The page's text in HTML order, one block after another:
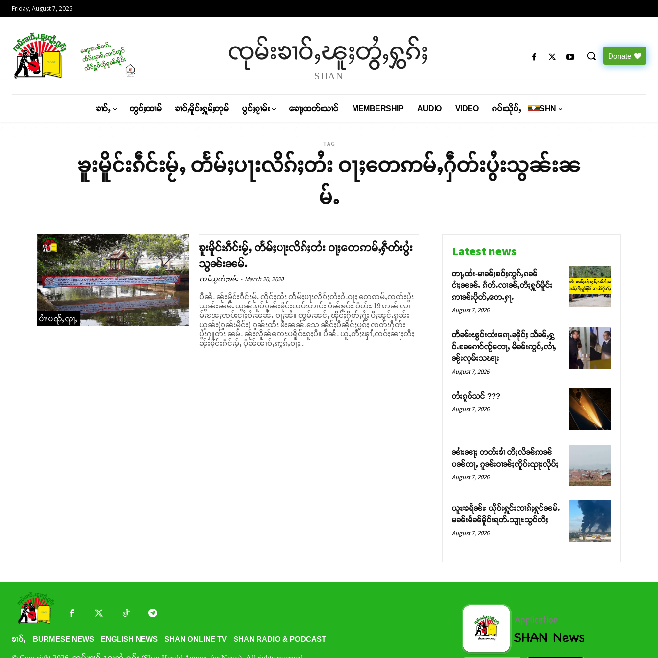
Friday, August 7, 2026
ၸုမ်းၶၢဝ်ႇၽူႈတွႆႇႁွၵ်ႈ
SHAN
Donate
ၶၢဝ်ႇ တွင်ႈထၢမ် ၶၢဝ်ႇမိူင်းႁူမ်ႈတုမ် ပွင်ႈၵႂၢမ်း ၶေႃႈထတ်းသၢင် MEMBERSHIP AUDIO VIDEO ၵပ်းသိုပ်ႇ SHN
TAG
ၶူးမိူင်းၵဵင်းမႂ်ႇ တႅမ်ႈပႃးလိၵ်ႈတႆး ဝႃႈတေဢမ်ႇႁဵတ်းပွႆးသွၼ်းၼ
မ်ႉ
ပၢႆးပၺ်ႇၺႃႇ
ၶူးမိူင်းၵဵင်းမႂ်ႇ တႅမ်ႈပႃးလိၵ်ႈတႆး ဝႃႈတေဢမ်ႇႁဵတ်းပွႆး
သွၼ်းၼမ်ႉ
ၸၢႆးယွတ်ႈၶမ်း - March 20, 2020
ပီၼႆႉ ၼႂ်းမိူင်းၵဵင်းမႂ်ႇ ၸိုင်ႈထႆး တႅမ်ႈပႃးလိၵ်ႈတႆးဝႆႉဝႃႈ တေဢမ်ႇၸတ်းပွႆး
သွၼ်းၼမ်ႉ ယွၼ်ႉၵူဝ်ၵူၼ်းမိူင်းၸပ်းတၢင်း ပဵၼ်ၶူဝ်ႊ ဝိတ်ႊ 19 ဢၼ် လၢ
မ်းၽႄႈၸပ်းငၢႆႈဝႆးၼၼ်ႉ ဝႃႈၼႆ။ ၸွမ်းၼင်ႇ ၾိင်ႈႁိတ်ႈႁွႆး ပီႈၼွင်ႉၵူၼ်း
ယူၼ်း(ၵူၼ်းမိူင်း) ၵူၼ်းထႆး မီးၼၼ်ႉသေ ၼိုင်ႈပီၼိုင်ႈပွၵ်ႈ ၸတ်းႁဵတ်း
ပွႆးႁူတ်း ၼမ်ႉ ၼႂ်းလိူၼ်ဢေႊပရိူဝ်ႊၵူႈပီ။ ပီၼႆႉ ယူႇတီႈၾၢႆႇၸဝ်ႈၼႃႈတီႈ
ၼႂ်းမိူင်းၵဵင်းမႂ်ႇ ပိုၼ်ၽၢဝ်ႇဢွၵ်ႇဝႃႈ...
Latest news
တႃႇထႆး-မၢၼ်ႈၶဝ်ႈဢွၵ်ႇၵၼ်
ငၢႆႈၼၼ်ႉ ၵဵတ်ႉလၢၼ်ႇတီႈႁူဝ်မိူင်း
ဢၢၼ်းပိုတ်ႇတေႉႁႃႉ
August 7, 2026
တႅၼ်းၽွင်းထႆးၵေႃႉၼိုင်ႈ သႅၼ်ႇႁွ
င်ႉၼႄၵၢင်ၸႂ်တေႃႇ မိၼ်းဢွင်ႇလၢႆႇ
ၼႂ်းလုမ်းသၽႃး
August 7, 2026
တႆးၵူဝ်သင် ???
August 7, 2026
ၼၢႆးၼႃႈ တတ်းၶၢႆ တီႈလိၼ်ဢၼ်
ပၼ်တႃႇ ၵူၼ်းဝၢၼ်ႈၸိူဝ်းၺႃးလိုပ်ႈ
August 7, 2026
ယူႊၶရဵၼ်ႊ ယိုဝ်းႁူင်းၸၢၵ်ႈႁုင်ၼမ်ႉ
မၼ်းမဵၼ်မိူင်းရတ်ႉသျႃႊသွင်တီႈ
August 7, 2026
ၶၢဝ်ႇ BURMESE NEWS ENGLISH NEWS SHAN ONLINE TV SHAN RADIO & PODCAST